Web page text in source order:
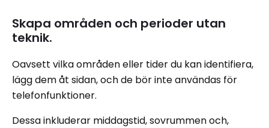
Skapa områden och perioder utan
teknik.
Oavsett vilka områden eller tider du kan identifiera,
lägg dem åt sidan, och de bör inte användas för
telefonfunktioner.
Dessa inkluderar middagstid, sovrummen och,